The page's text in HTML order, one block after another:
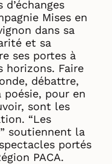
Mises en
dans sa
et sa
ses portes à
horizons. Faire
débattre,
pour en
sont les
“Les
soutiennent la
portés
PACA.